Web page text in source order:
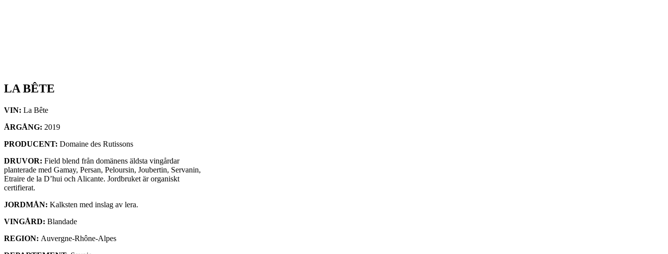
LA BÊTE
VIN: La Bête
ÅRGÅNG: 2019
PRODUCENT: Domaine des Rutissons
DRUVOR: Field blend från domänens äldsta vingårdar
planterade med Gamay, Persan, Peloursin, Joubertin, Servanin,
Etraire de la D’hui och Alicante. Jordbruket är organiskt
certifierat.
JORDMÅN: Kalksten med inslag av lera.
VINGÅRD: Blandade
REGION: Auvergne-Rhône-Alpes